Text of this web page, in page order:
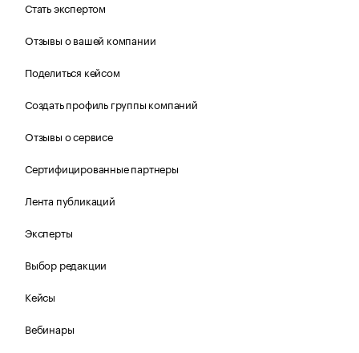
Стать экспертом
Отзывы о вашей компании
Поделиться кейсом
Создать профиль группы компаний
Отзывы о сервисе
Сертифицированные партнеры
Лента публикаций
Эксперты
Выбор редакции
Кейсы
Вебинары